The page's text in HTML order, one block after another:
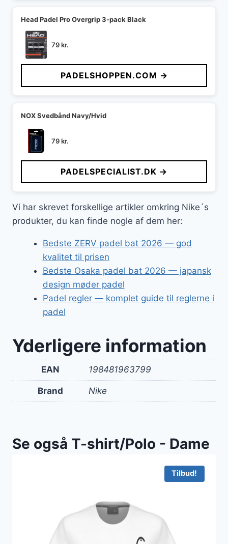
Head Padel Pro Overgrip 3-pack Black
79kr.
PADELSHOPPEN.COM →
NOX Svedbånd Navy/Hvid
79kr.
PADELSPECIALIST.DK →
Vi har skrevet forskellige artikler omkring Nike´s
produkter, du kan finde nogle af dem her:
Bedste ZERV padel bat 2026 — god
kvalitet til prisen
Bedste Osaka padel bat 2026 — japansk
design møder padel
Padel regler — komplet guide til reglerne i
padel
Yderligere information
EAN 198481963799
Brand Nike
Se også T-shirt/Polo - Dame
Tilbud!